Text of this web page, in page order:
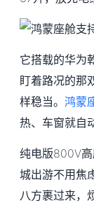
它搭载的华为
盯着路况的那
样稳当。 鸿蒙
热、车窗就自
纯电版800V
城出游不用焦
八方裹过来，